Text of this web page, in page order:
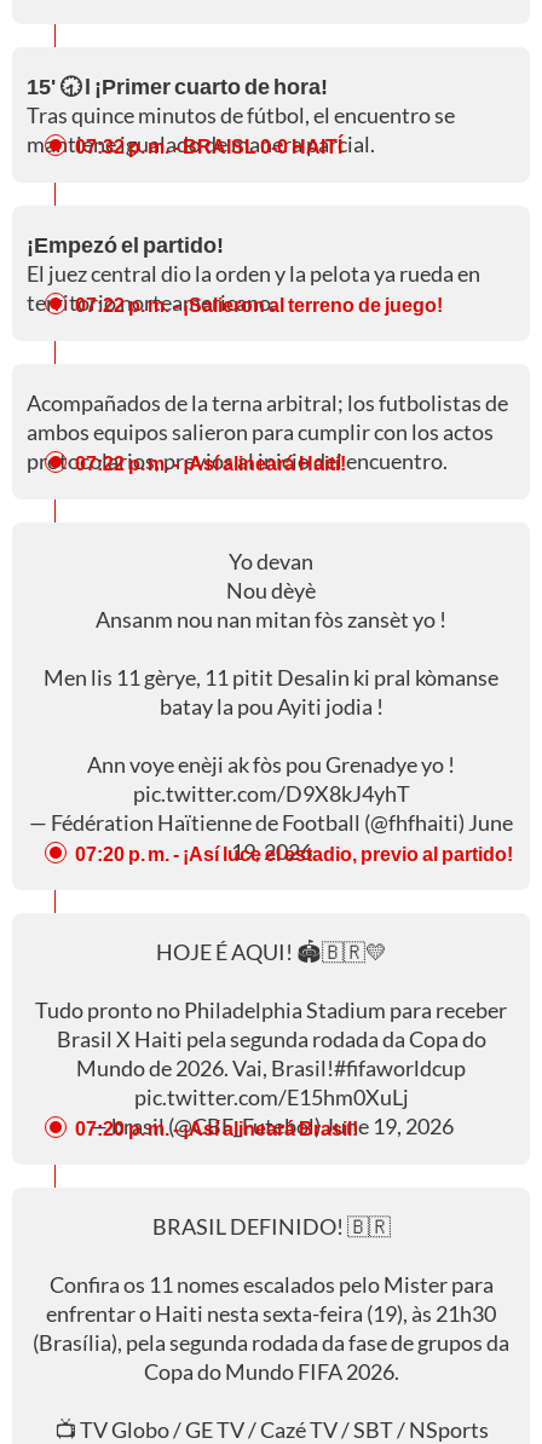
15' 🕣 l ¡Primer cuarto de hora!
Tras quince minutos de fútbol, el encuentro se
mantiene igualado de manera parcial.
07:32 p. m.- BRAISL 0-0 HAITÍ
¡Empezó el partido!
El juez central dio la orden y la pelota ya rueda en
territorio norteamericano.
07:22 p. m.- ¡Salieron al terreno de juego!
Acompañados de la terna arbitral; los futbolistas de
ambos equipos salieron para cumplir con los actos
protocolarios, previos al inicio del encuentro.
07:22 p. m.- ¡Así alineará Haití!
Yo devan
Nou dèyè
Ansanm nou nan mitan fòs zansèt yo !
Men lis 11 gèrye, 11 pitit Desalin ki pral kòmanse
batay la pou Ayiti jodia !
Ann voye enèji ak fòs pou Grenadye yo !
pic.twitter.com/D9X8kJ4yhT
— Fédération Haïtienne de Football (@fhfhaiti) June
19, 2026
07:20 p. m. - ¡Así luce el estadio, previo al partido!
HOJE É AQUI! 🏟️🇧🇷💛
Tudo pronto no Philadelphia Stadium para receber
Brasil X Haiti pela segunda rodada da Copa do
Mundo de 2026. Vai, Brasil!#fifaworldcup
pic.twitter.com/E15hm0XuLj
— brasil (@CBF_Futebol)June 19, 2026
07:20 p. m. - ¡Así alineará Brasil!
BRASIL DEFINIDO! 🇧🇷
Confira os 11 nomes escalados pelo Mister para
enfrentar o Haiti nesta sexta-feira (19), às 21h30
(Brasília), pela segunda rodada da fase de grupos da
Copa do Mundo FIFA 2026.
📺 TV Globo / GE TV / Cazé TV / SBT / NSports